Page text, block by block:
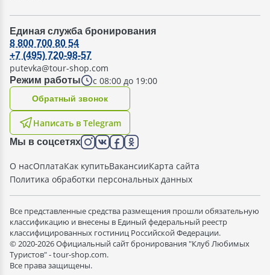
Единая служба бронирования
Режим работы с 08:00 до 19:00
8 800 700 80 54
+7 (495) 720-98-57
putevka@tour-shop.com
Написать в Telegram
Oбратный звонок
Мы в соцсетях
О насОплатаКак купитьВакансииКарта сайта
Политика обработки персональных данных
Все представленные средства размещения прошли обязательную
классификацию и внесены в Единый федеральный реестр
классифицированных гостиниц Российской Федерации.
© 2020-2026 Официальный сайт бронирования "Клуб Любимых
Туристов" - tour-shop.com.
Все права защищены.